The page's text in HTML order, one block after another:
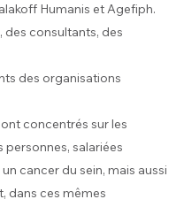
Humanis et Agefiph.
des consultants, des
des organisations
concentrés sur les
personnes, salariées
cancer du sein, mais aussi
dans ces mêmes